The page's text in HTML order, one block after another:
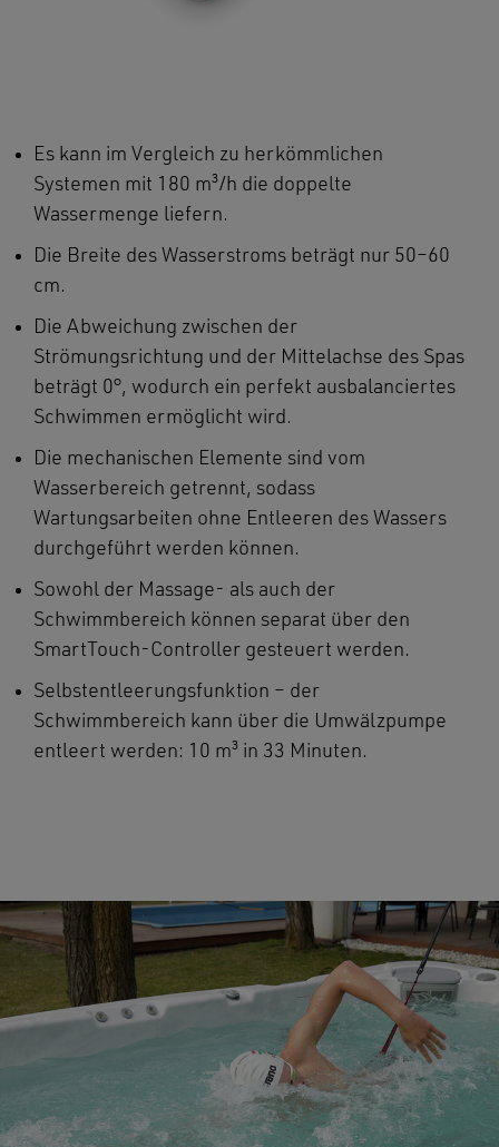
Es kann im Vergleich zu herkömmlichen
Systemen mit 180 m³/h die doppelte
Wassermenge liefern.
Die Breite des Wasserstroms beträgt nur 50–60
cm.
Die Abweichung zwischen der
Strömungsrichtung und der Mittelachse des Spas
beträgt 0°, wodurch ein perfekt ausbalanciertes
Schwimmen ermöglicht wird.
Die mechanischen Elemente sind vom
Wasserbereich getrennt, sodass
Wartungsarbeiten ohne Entleeren des Wassers
durchgeführt werden können.
Sowohl der Massage- als auch der
Schwimmbereich können separat über den
SmartTouch-Controller gesteuert werden.
Selbstentleerungsfunktion – der
Schwimmbereich kann über die Umwälzpumpe
entleert werden: 10 m³ in 33 Minuten.